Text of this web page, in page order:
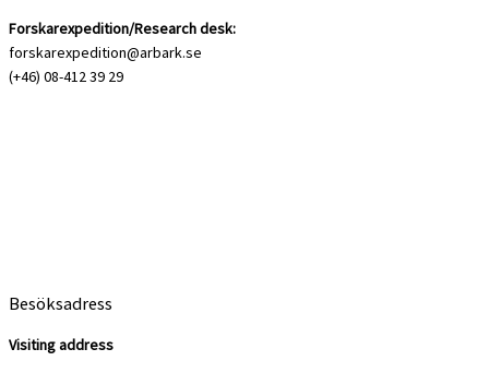
Forskarexpedition/Research desk:
forskarexpedition@arbark.se
(+46) 08-412 39 29
Besöksadress
Visiting address